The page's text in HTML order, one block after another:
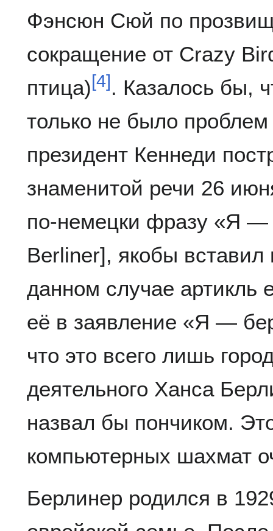
Фэнсюн Сюй по
сокращение от Crazy
птица)[4] . Казалось бы,
только не было
президент Кеннеди
знаменитой речи 26
по-немецки фразу «Я —
Berliner], якобы
данном случае артикль
её в заявление «Я —
что это всего лишь
деятельного Ханса
назвал бы пончиком.
компьютерных шахмат
Берлинер родился в